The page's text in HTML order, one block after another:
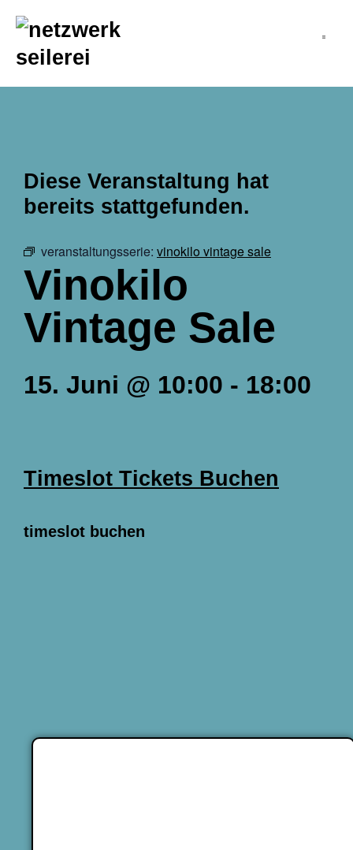
springen
Diese Veranstaltung hat
bereits stattgefunden.
veranstaltungsserie: vinokilo vintage sale
Vinokilo
Vintage Sale
15. Juni @ 10:00 - 18:00
Timeslot Tickets Buchen
timeslot buchen